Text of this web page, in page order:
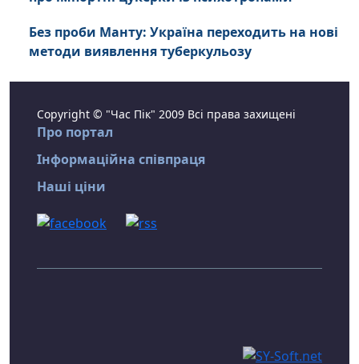
Без проби Манту: Україна переходить на нові
методи виявлення туберкульозу
Copyright © "Час Пік" 2009 Всі права захищені
Про портал
Інформаційна співпраця
Наші ціни